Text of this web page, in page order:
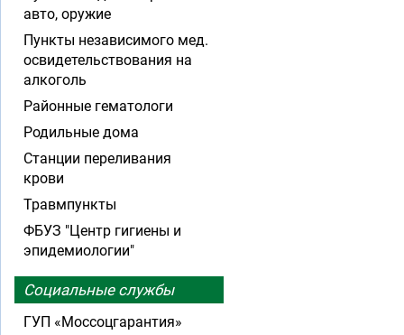
авто, оружие
Пункты независимого мед.
освидетельствования на
алкоголь
Районные гематологи
Родильные дома
Станции переливания
крови
Травмпункты
ФБУЗ "Центр гигиены и
эпидемиологии"
Социальные службы
ГУП «Моссоцгарантия»